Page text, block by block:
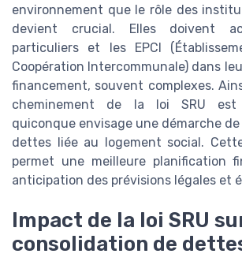
environnement que le rôle des
devient crucial. Elles doivent
particuliers et les EPCI
Coopération Intercommunale) dans
financement, souvent complexes.
cheminement de la loi SRU est
quiconque envisage une démarche
dettes liée au logement social.
permet une meilleure planification
anticipation des prévisions légales et
Impact de la loi SRU
consolidation de